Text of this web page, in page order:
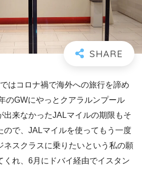
はコロナ禍で海外への旅行を諦め
のGWにやっとクアラルンプール
出来なかったJALマイルの期限もそ
ので、JALマイルを使ってもう一度
ネスクラスに乗りたいという私の願
くれ、6月にドバイ経由でイスタン